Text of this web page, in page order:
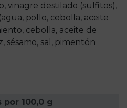
vinagre destilado (sulfitos),
pollo, cebolla, aceite
cebolla, aceite de
sésamo, sal, pimentón
100,0 g